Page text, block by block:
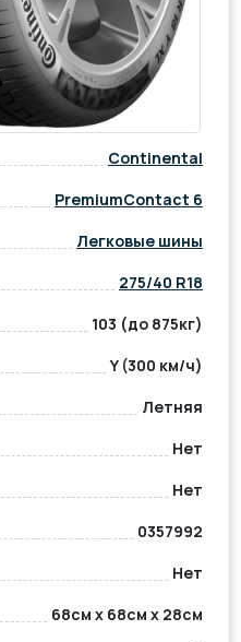
Continental
PremiumContact 6
Легковые шины
275/40 R18
103 (до 875кг)
Y (300 км/ч)
Летняя
Нет
Нет
0357992
Нет
68см x 68см x 28см